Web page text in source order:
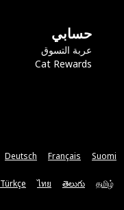
حسابي
عربة التسوق
Cat Rewards
Suomi
Français
Deutsch
தமிழ்
తెలుగు
ไทย
Türkçe